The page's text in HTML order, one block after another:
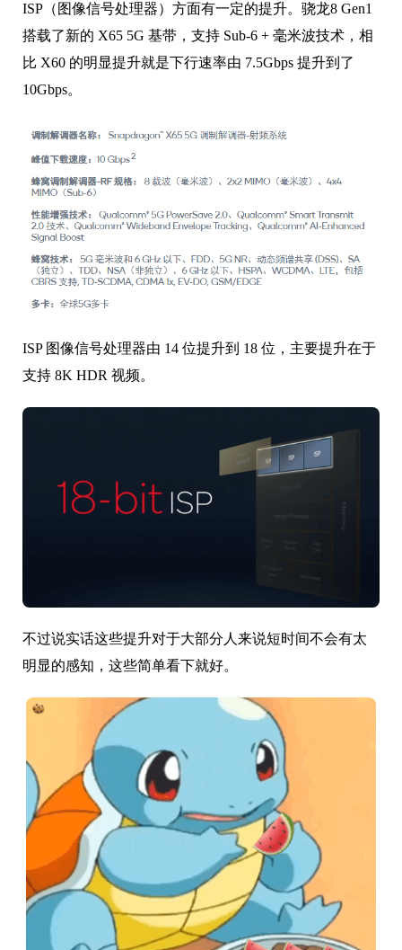
ISP（图像信号处理器）方面有一定的提升。骁龙8 Gen1
搭载了新的 X65 5G 基带，支持 Sub-6 + 毫米波技术，相
比 X60 的明显提升就是下行速率由 7.5Gbps 提升到了
10Gbps。
ISP 图像信号处理器由 14 位提升到 18 位，主要提升在于
支持 8K HDR 视频。
不过说实话这些提升对于大部分人来说短时间不会有太
明显的感知，这些简单看下就好。